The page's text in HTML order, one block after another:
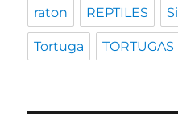
raton REPTILES
Tortuga TORTUGAS